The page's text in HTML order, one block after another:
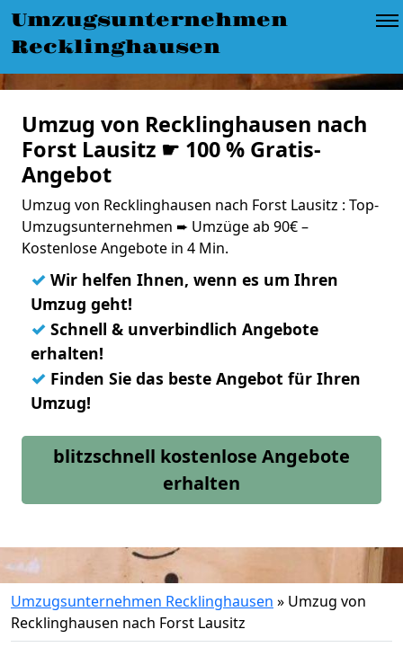
Umzugsunternehmen
Recklinghausen
Umzug von Recklinghausen nach
Forst Lausitz ☛ 100 % Gratis-
Angebot
Umzug von Recklinghausen nach Forst Lausitz : Top-
Umzugsunternehmen ➨ Umzüge ab 90€ –
Kostenlose Angebote in 4 Min.
✓ Wir helfen Ihnen, wenn es um Ihren
Umzug geht!
✓ Schnell & unverbindlich Angebote
erhalten!
✓ Finden Sie das beste Angebot für Ihren
Umzug!
blitzschnell kostenlose Angebote
erhalten
Umzugsunternehmen Recklinghausen » Umzug von
Recklinghausen nach Forst Lausitz